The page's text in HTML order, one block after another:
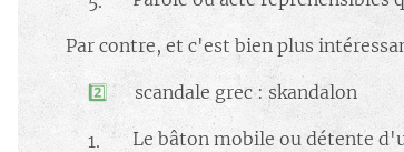
Par contre, et c'est bien plus
2️⃣ ​ scandale grec : skandalon
Le bâton mobile ou détente